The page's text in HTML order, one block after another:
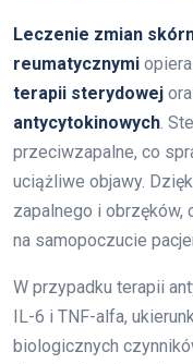
Leczenie zmian
reumatycznymi
terapii sterydowej
antycytokinowych.
przeciwzapalne, co
uciążliwe objawy.
zapalnego i obrzęków,
na samopoczucie
W przypadku terapii
IL-6 i TNF-alfa,
biologicznych